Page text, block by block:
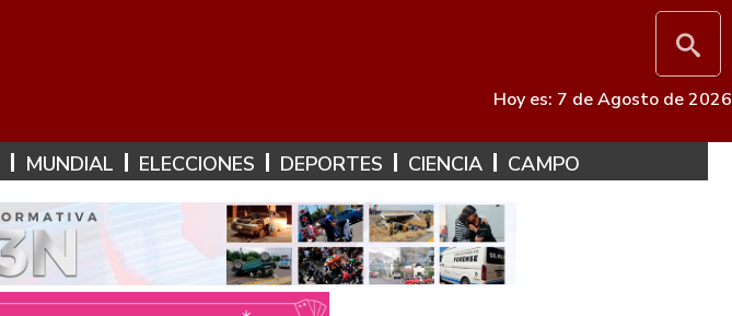
Hoy es: 7 de Agosto de 2026
MUNDIAL ELECCIONES DEPORTES CIENCIA CAMPO